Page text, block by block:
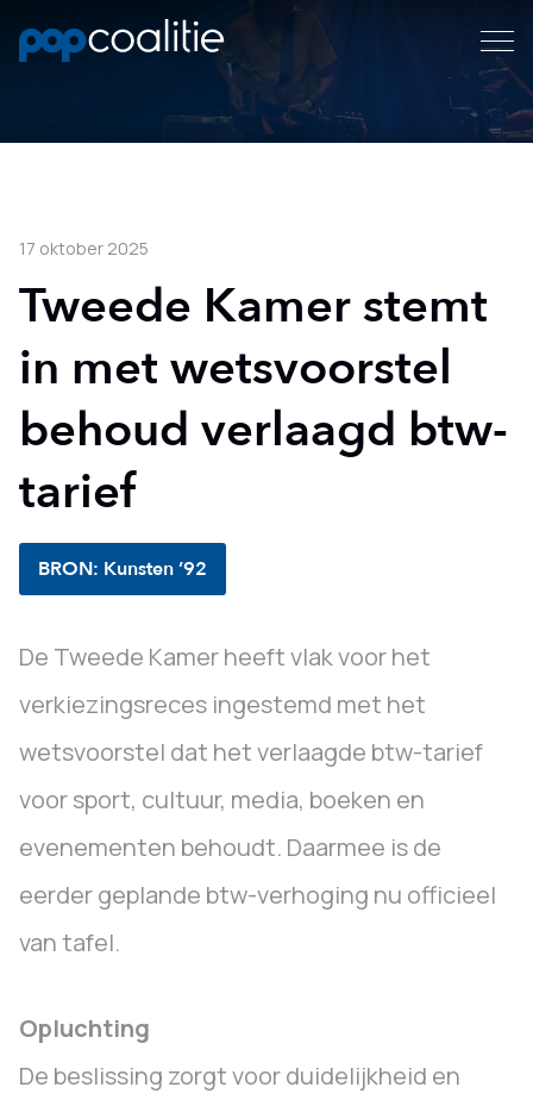
17 oktober 2025
Tweede Kamer stemt
in met wetsvoorstel
behoud verlaagd btw-
tarief
BRON: Kunsten ’92
De Tweede Kamer heeft vlak voor het
verkiezingsreces ingestemd met het
wetsvoorstel dat het verlaagde btw-tarief
voor sport, cultuur, media, boeken en
evenementen behoudt. Daarmee is de
eerder geplande btw-verhoging nu officieel
van tafel.
Opluchting
De beslissing zorgt voor duidelijkheid en